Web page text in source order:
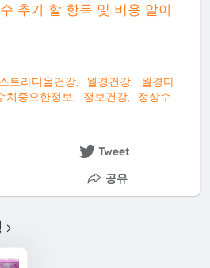
추가 할 항목 및 비용 알아
트라디올건강 월경건강
월경다
치중요한정보
정보건강
정상수
Tweet
공유